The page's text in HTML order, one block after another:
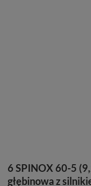
6 SPINOX 60-5
głębinowa z